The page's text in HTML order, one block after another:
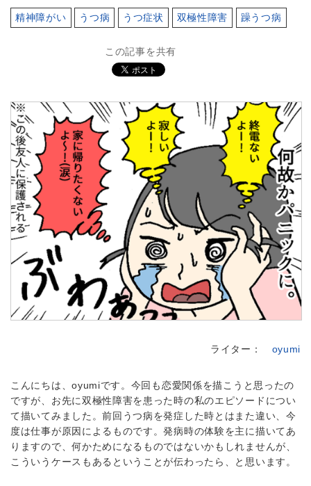
精神障がい うつ病 うつ症状 双極性障害 躁うつ病
この記事を共有
ライター： oyumi
こんにちは、oyumiです。今回も恋愛関係を描こうと思ったの
ですが、お先に双極性障害を患った時の私のエピソードについ
て描いてみました。前回うつ病を発症した時とはまた違い、今
度は仕事が原因によるものです。発病時の体験を主に描いてあ
りますので、何かためになるものではないかもしれませんが、
こういうケースもあるということが伝わったら、と思います。